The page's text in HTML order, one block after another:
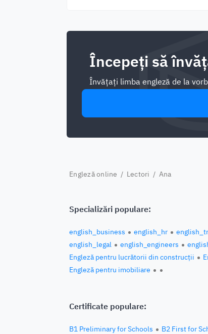
Începeți să
Învățați limba engleză de la
Engleză online / Lectori / Ana
Specializări populare:
english_business english_hr
english_legal
english_engineers
Engleză pentru lucrătorii din construcții
Engleză pentru imobiliare
Certificate populare:
B1 Preliminary for Schools B2 First for